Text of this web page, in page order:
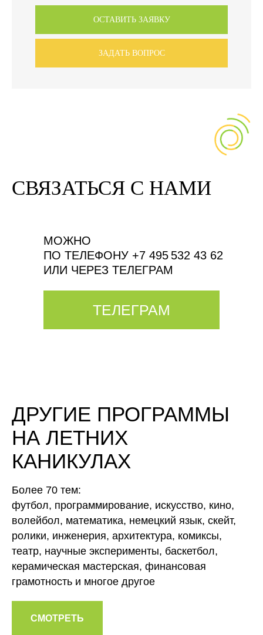
ОСТАВИТЬ ЗАЯВКУ
ЗАДАТЬ ВОПРОС
СВЯЗАТЬСЯ С НАМИ
МОЖНО
ПО ТЕЛЕФОНУ +7 495 532 43 62
ИЛИ ЧЕРЕЗ ТЕЛЕГРАМ
ТЕЛЕГРАМ
ДРУГИЕ ПРОГРАММЫ
НА ЛЕТНИХ
КАНИКУЛАХ
Более 70 тем:
футбол, программирование, искусство, кино,
волейбол, математика, немецкий язык, скейт,
ролики, инженерия, архитектура, комиксы,
театр, научные эксперименты, баскетбол,
керамическая мастерская, финансовая
грамотность и многое другое
СМОТРЕТЬ